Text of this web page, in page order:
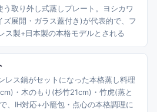
取り外し式蒸しプレート。ヨシカワ
展開・ガラス蓋付き)が代表的で、フ
ス製+日本製の本格モデルとされる
レス鍋がセットになった本格蒸し料理
・木のもり(杉竹21cm)・竹虎(蒸と
、IH対応+小籠包・点心の本格調理に